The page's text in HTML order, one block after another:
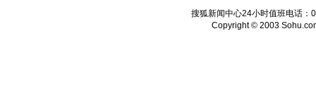
搜狐新闻中心24小时值班电话
Copyright © 2003